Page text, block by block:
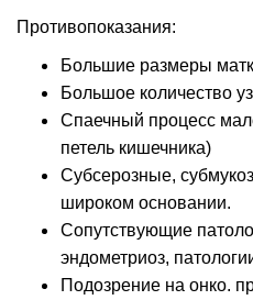
Противопоказания:
Большие размеры
Большое количество
Спаечный процесс
петель кишечника)
Субсерозные,
широком основании.
Сопутствующие
эндометриоз,
Подозрение на онко.